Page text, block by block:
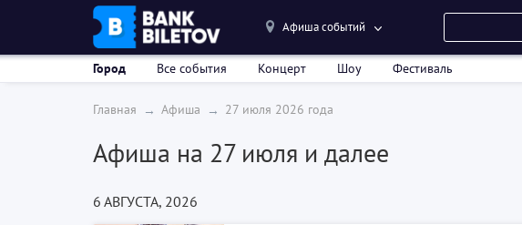
Афиша событий
Город Все события Концерт Шоу Фестиваль
Главная Афиша 27 июля 2026 года
Афиша на 27 июля и далее
6 АВГУСТА, 2026